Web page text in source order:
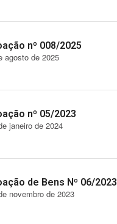
nº 008/2025
agosto de 2025
nº 05/2023
janeiro de 2024
de Bens Nº 06/2023
novembro de 2023